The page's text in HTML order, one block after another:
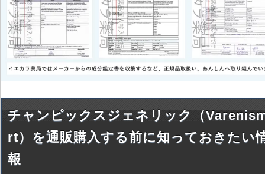
チャンピックスジェネリック（
rt）を通販購入する前に知っておきたい
報